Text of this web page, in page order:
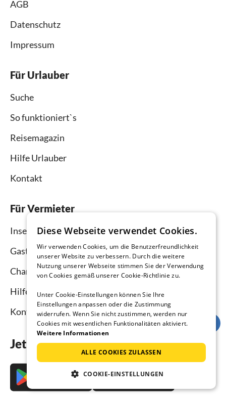
AGB
Datenschutz
Impressum
Für Urlauber
Suche
So funktioniert`s
Reisemagazin
Hilfe Urlauber
Kontakt
Für Vermieter
Inserieren und vermieten
Gastgebermagazin
Channel Manager
Hilfe Vermieter
Kontakt
Jetzt die App downloaden
Diese Webseite verwendet Cookies.
Wir verwenden Cookies, um die Benutzerfreundlichkeit
unserer Website zu verbessern. Durch die weitere
Nutzung unserer Webseite stimmen Sie der Verwendung
von Cookies gemäß unserer Cookie-Richtlinie zu.
Unter Cookie-Einstellungen können Sie Ihre
Einstellungen anpassen oder die Zustimmung
widerrufen. Wenn Sie nicht zustimmen, werden nur
Cookies mit wesentlichen Funktionalitäten aktiviert.
Weitere Informationen
ALLE COOKIES ZULASSEN
COOKIE-EINSTELLUNGEN